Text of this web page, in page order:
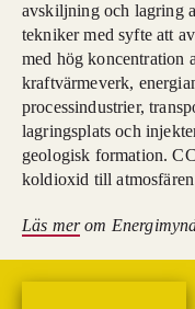
avskiljning och lagring
tekniker med syfte att
med hög koncentration
kraftvärmeverk,
processindustrier,
lagringsplats och
geologisk formation.
koldioxid till
Läs merom